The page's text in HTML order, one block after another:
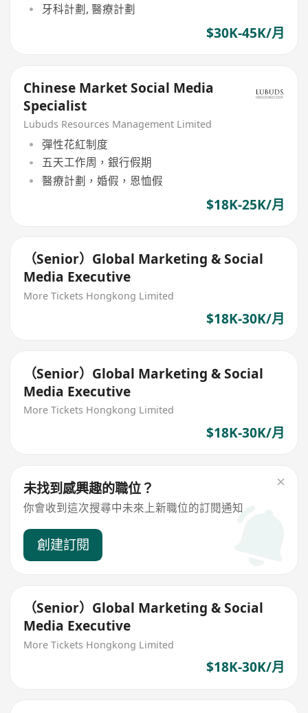
牙科計劃, 醫療計劃
$30K-45K/月
Chinese Market Social Media
Specialist
Lubuds Resources Management Limited
彈性花紅制度
五天工作周，銀行假期
醫療計劃，婚假，恩恤假
$18K-25K/月
（Senior）Global Marketing & Social
Media Executive
More Tickets Hongkong Limited
$18K-30K/月
（Senior）Global Marketing & Social
Media Executive
More Tickets Hongkong Limited
$18K-30K/月
未找到感興趣的職位？
你會收到這次搜尋中未來上新職位的訂閱通知
創建訂閱
（Senior）Global Marketing & Social
Media Executive
More Tickets Hongkong Limited
$18K-30K/月